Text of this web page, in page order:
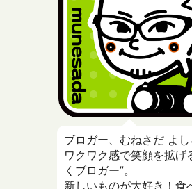
ブロガー、むねさだ よし
ワクワク感で笑顔を拡げ
くブロガー”。
新しいものが大好き！食